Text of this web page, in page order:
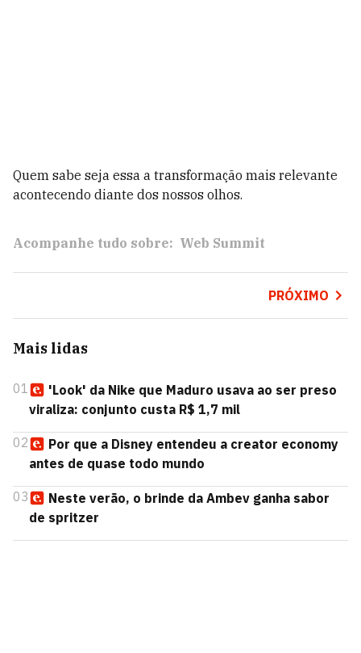
Quem sabe seja essa a transformação mais relevante
acontecendo diante dos nossos olhos.
Acompanhe tudo sobre: Web Summit
PRÓXIMO
Mais lidas
01
'Look' da Nike que Maduro usava ao ser preso
viraliza: conjunto custa R$ 1,7 mil
02
Por que a Disney entendeu a creator economy
antes de quase todo mundo
03
Neste verão, o brinde da Ambev ganha sabor
de spritzer